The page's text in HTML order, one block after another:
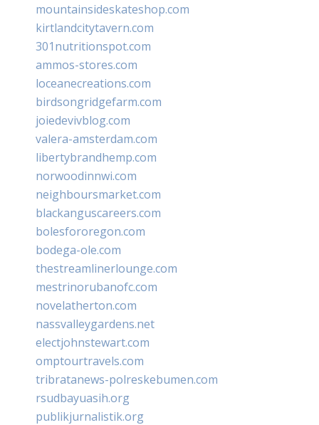
mountainsideskateshop.com
kirtlandcitytavern.com
301nutritionspot.com
ammos-stores.com
loceanecreations.com
birdsongridgefarm.com
joiedevivblog.com
valera-amsterdam.com
libertybrandhemp.com
norwoodinnwi.com
neighboursmarket.com
blackanguscareers.com
bolesfororegon.com
bodega-ole.com
thestreamlinerlounge.com
mestrinorubanofc.com
novelatherton.com
nassvalleygardens.net
electjohnstewart.com
omptourtravels.com
tribratanews-polreskebumen.com
rsudbayuasih.org
publikjurnalistik.org